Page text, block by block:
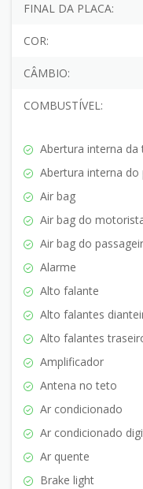
FINAL DA PLACA:
COR:
CÂMBIO:
COMBUSTÍVEL:
Abertura interna
Abertura interna do
Air bag
Air bag do
Air bag do
Alarme
Alto falante
Alto falantes
Alto falantes
Amplificador
Antena no teto
Ar condicionado
Ar condicionado
Ar quente
Brake light